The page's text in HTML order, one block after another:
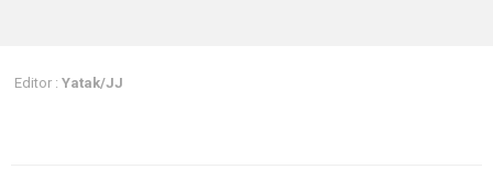
Editor : Yatak/JJ